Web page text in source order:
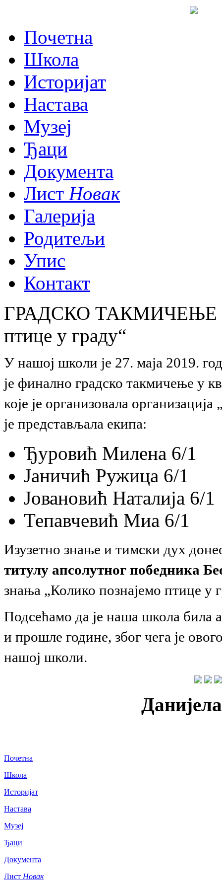
Почетна
Школа
Историјат
Настава
Музеј
Ђаци
Документа
Лист Новак
Галерија
Родитељи
Упис
Контакт
ГРАДСКО ТАКМИЧЕЊЕ
птице у граду“
У нашој школи је 27. маја 2019.
је финално градско такмичење у
које је организовала
је представљала екипа:
Ђуровић Милена 6/1
Јаничић Ружица 6/1
Јовановић Наталија 6/1
Тепавчевић Миа 6/1
Изузетно знање и тимски дух
титулу апсолутног победника
знања „Колико познајемо птице у
Подсећамо да је наша школа била
и прошле године, због чега је
нашој школи.
Почетна
Школа
Историјат
Настава
Музеј
Ђаци
Документа
Лист Новак